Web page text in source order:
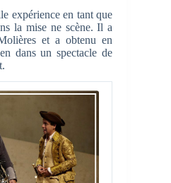
expérience en tant que
la mise ne scène. Il a
et a obtenu en
dans un spectacle de